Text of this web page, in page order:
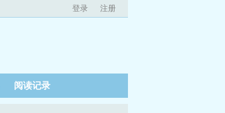
登录 注册
阅读记录